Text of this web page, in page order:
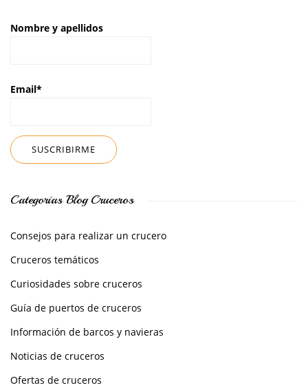
Nombre y apellidos
Email*
Categorías Blog Cruceros
Consejos para realizar un crucero
Cruceros temáticos
Curiosidades sobre cruceros
Guía de puertos de cruceros
Información de barcos y navieras
Noticias de cruceros
Ofertas de cruceros